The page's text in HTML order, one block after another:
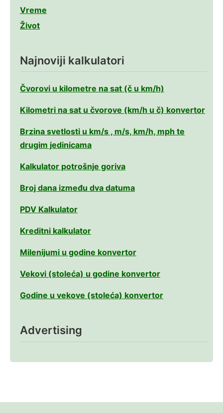
Vreme
Život
Najnoviji kalkulatori
Čvorovi u kilometre na sat (č u km/h)
Kilometri na sat u čvorove (km/h u č) konvertor
Brzina svetlosti u km/s , m/s, km/h, mph te
drugim jedinicama
Kalkulator potrošnje goriva
Broj dana između dva datuma
PDV Kalkulator
Kreditni kalkulator
Milenijumi u godine konvertor
Vekovi (stoleća) u godine konvertor
Godine u vekove (stoleća) konvertor
Advertising